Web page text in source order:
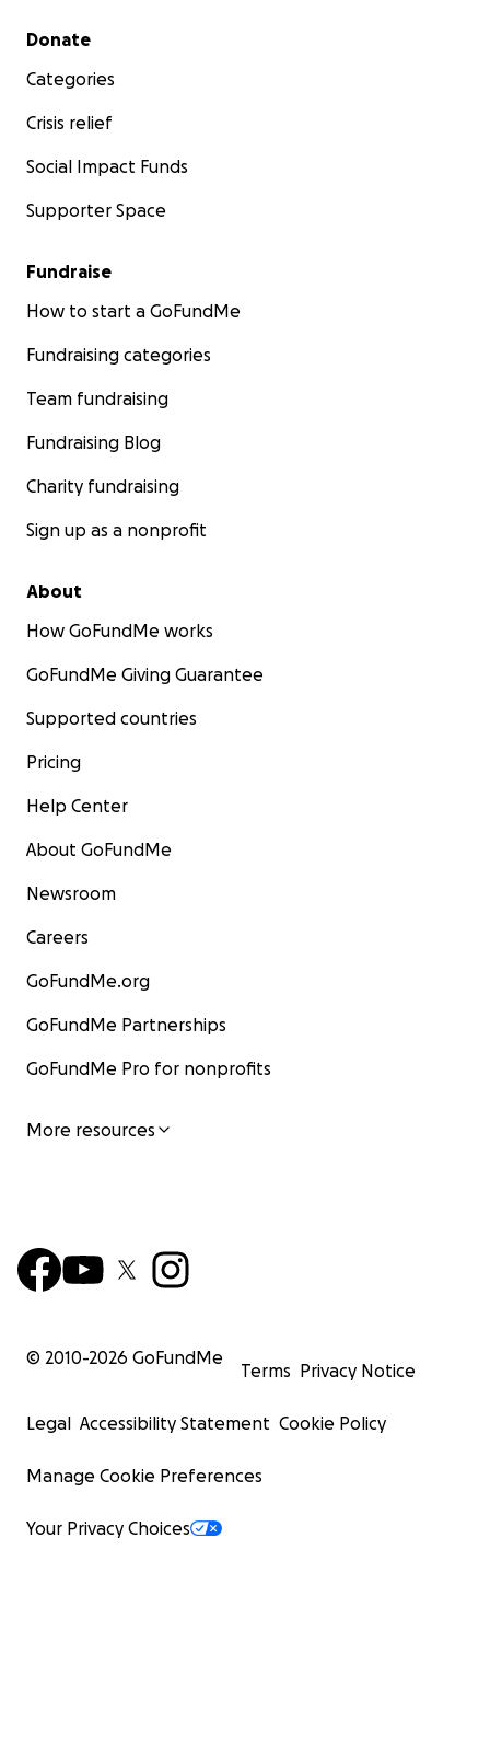
Secondary menu
Donate
Categories
Crisis relief
Social Impact Funds
Supporter Space
Fundraise
How to start a GoFundMe
Fundraising categories
Team fundraising
Fundraising Blog
Charity fundraising
Sign up as a nonprofit
About
How GoFundMe works
GoFundMe Giving Guarantee
Supported countries
Pricing
Help Center
About GoFundMe
Newsroom
Careers
GoFundMe.org
GoFundMe Partnerships
GoFundMe Pro for nonprofits
More resources
© 2010-2026 GoFundMe
Terms Privacy Notice
Legal Accessibility Statement Cookie Policy
Manage Cookie Preferences
Your Privacy Choices